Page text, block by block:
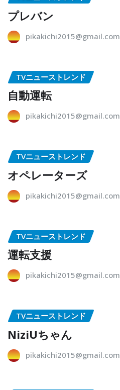
プレバン
pikakichi2015@gmail.com
TVニューストレンド
自動運転
pikakichi2015@gmail.com
TVニューストレンド
オペレーターズ
pikakichi2015@gmail.com
TVニューストレンド
運転支援
pikakichi2015@gmail.com
TVニューストレンド
NiziUちゃん
pikakichi2015@gmail.com